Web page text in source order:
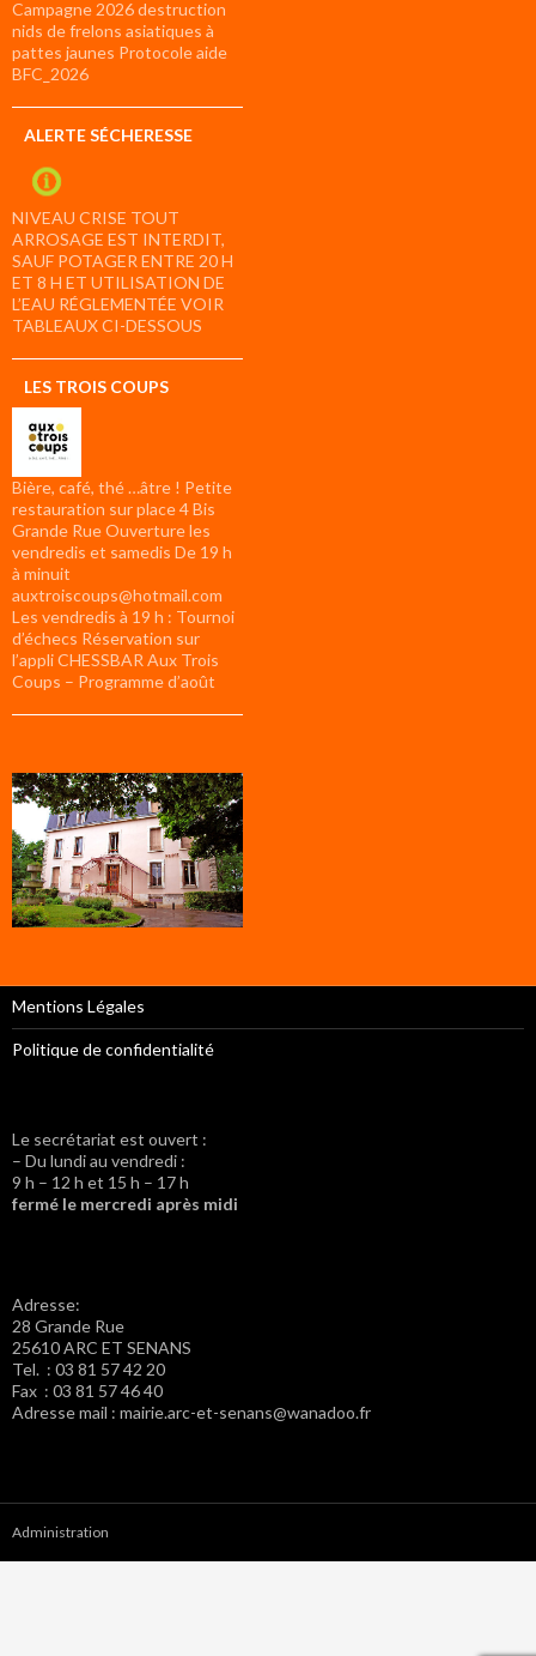
Campagne 2026 destruction
nids de frelons asiatiques à
pattes jaunes Protocole aide
BFC_2026
ALERTE SÉCHERESSE
NIVEAU CRISE TOUT
ARROSAGE EST INTERDIT,
SAUF POTAGER ENTRE 20 H
ET 8 H ET UTILISATION DE
L’EAU RÉGLEMENTÉE VOIR
TABLEAUX CI-DESSOUS
LES TROIS COUPS
Bière, café, thé …âtre ! Petite
restauration sur place 4 Bis
Grande Rue Ouverture les
vendredis et samedis De 19 h
à minuit
auxtroiscoups@hotmail.com
Les vendredis à 19 h : Tournoi
d’échecs Réservation sur
l’appli CHESSBAR Aux Trois
Coups – Programme d’août
Mentions Légales
Politique de confidentialité
Le secrétariat est ouvert :
– Du lundi au vendredi :
9 h – 12 h et 15 h – 17 h
fermé le mercredi après midi
Adresse:
28 Grande Rue
25610 ARC ET SENANS
Tel. : 03 81 57 42 20
Fax : 03 81 57 46 40
Adresse mail : mairie.arc-et-senans@wanadoo.fr
Administration